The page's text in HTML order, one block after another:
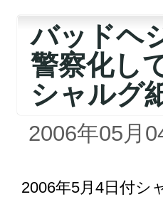
バッドヘ
警察化し
シャルグ
2006年05月
2006年5月4日付シ